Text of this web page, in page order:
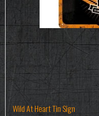
Wild At Heart Tin Sign